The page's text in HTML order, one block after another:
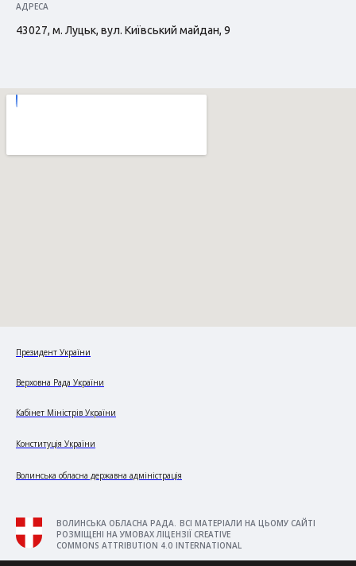
АДРЕСА
43027, м. Луцьк, вул. Київський майдан, 9
Президент України
Верховна Рада України
Кабінет Міністрів України
Конституція України
Волинська обласна державна адміністрація
ВОЛИНСЬКА ОБЛАСНА РАДА. ВСІ МАТЕРІАЛИ НА ЦЬОМУ САЙТІ
РОЗМІЩЕНІ НА УМОВАХ ЛІЦЕНЗІЇ CREATIVE
COMMONS ATTRIBUTION 4.0 INTERNATIONAL